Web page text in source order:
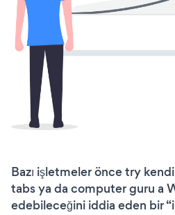
Bazı işletmeler önce try
tabs ya da computer guru a
edebileceğini iddia eden bir